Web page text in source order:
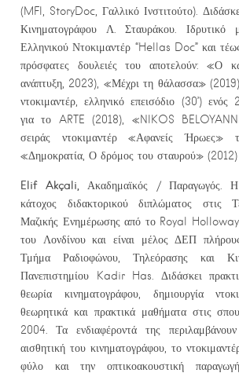
(MFI, StoryDoc, Γαλλικό Ινστιτούτο).
Κινηματογράφου Λ. Σταυράκου. Ιδρυτικό
Ελληνικού Ντοκιμαντέρ “Hellas Doc” και
πρόσφατες δουλειές του αποτελούν: «Ο
ανάπτυξη, 2023), «Μέχρι τη θάλασσα»
ντοκιμαντέρ, ελληνικό επεισόδιο (30’) ενός
για το ARTE (2018), «NIKOS
σειράς ντοκιμαντέρ «Αφανείς Ήρωες»
«Δημοκρατία, Ο δρόμος του σταυρού» (2012)
Elif Akçali,
Ακαδημαϊκός / Παραγωγός.
κάτοχος διδακτορικού διπλώματος
Μαζικής Ενημέρωσης από το Royal Holloway
του Λονδίνου και είναι μέλος ΔΕΠ
Τμήμα Ραδιοφώνου, Τηλεόρασης και
Πανεπιστημίου Kadir Has. Διδάσκει
θεωρία κινηματογράφου, δημιουργία
θεωρητικά και πρακτικά μαθήματα στις
2004. Τα ενδιαφέροντά της
αισθητική του κινηματογράφου, το
φύλο και την οπτικοακουστική